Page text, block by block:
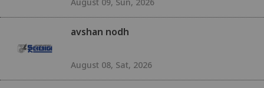
August 09, Sun, 2026
avshan nodh
August 08, Sat, 2026